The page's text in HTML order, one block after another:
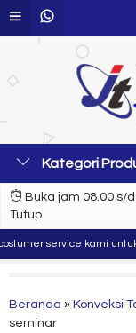
Kategori
Buka jam 08.00 s/
Tutup
service kami untuk
Beranda » Konveksi
seminar